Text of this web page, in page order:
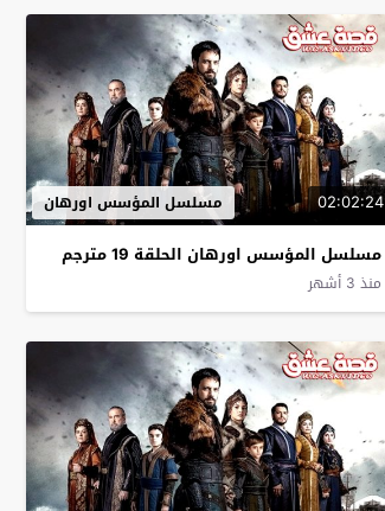
02:02:24 مسلسل المؤسس اورهان
مسلسل المؤسس اورهان الحلقة 19 مترجم
منذ 3 أشهر